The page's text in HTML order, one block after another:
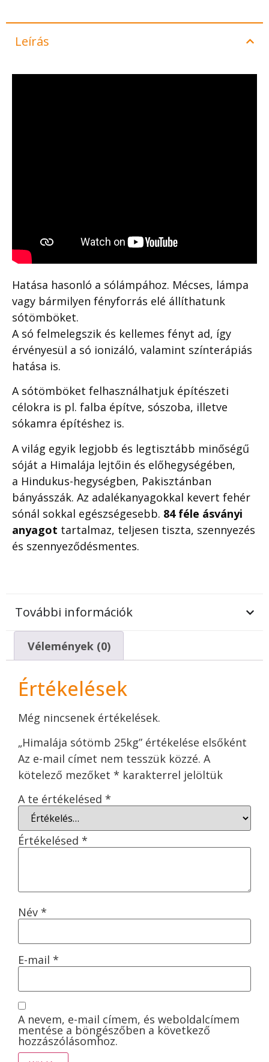
Leírás
Hatása hasonló a sólámpához. Mécses, lámpa
vagy bármilyen fényforrás elé állíthatunk
sótömböket.
A só felmelegszik és kellemes fényt ad, így
érvényesül a só ionizáló, valamint színterápiás
hatása is.
A sótömböket felhasználhatjuk építészeti
célokra is pl. falba építve, sószoba, illetve
sókamra építéshez is.
A világ egyik legjobb és legtisztább minőségű
sóját a Himalája lejtőin és előhegységében,
a Hindukus-hegységben, Pakisztánban
bányásszák. Az adalékanyagokkal kevert fehér
sónál sokkal egészségesebb. 84 féle ásványi
anyagot tartalmaz, teljesen tiszta, szennyezés
és szennyeződésmentes.
További információk
Vélemények (0)
Értékelések
Még nincsenek értékelések.
„Himalája sótömb 25kg” értékelése elsőként
Az e-mail címet nem tesszük közzé. A
kötelező mezőket * karakterrel jelöltük
A te értékelésed *
Értékelésed *
Név *
E-mail *
A nevem, e-mail címem, és weboldalcímem
mentése a böngészőben a következő
hozzászólásomhoz.